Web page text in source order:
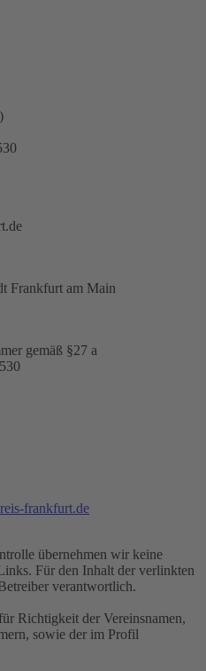
Frankfurt am Main
gemäß §27 a
frankfurt.de
übernehmen wir keine
Für den Inhalt der verlinkten
verantwortlich.
Richtigkeit der Vereinsnamen,
sowie der im Profil